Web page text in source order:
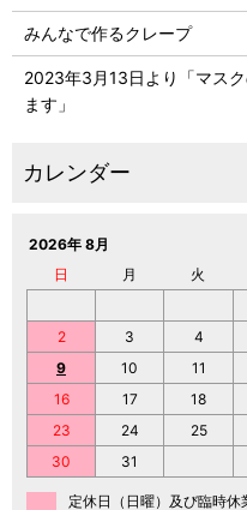
みんなで作るクレープ
2023年3月13日より「マス
ます」
2026年 8月
日
月 火
2
3 4
9
10 11
16
17 18
23
24 25
30
31
定休日（日曜）及び臨時休